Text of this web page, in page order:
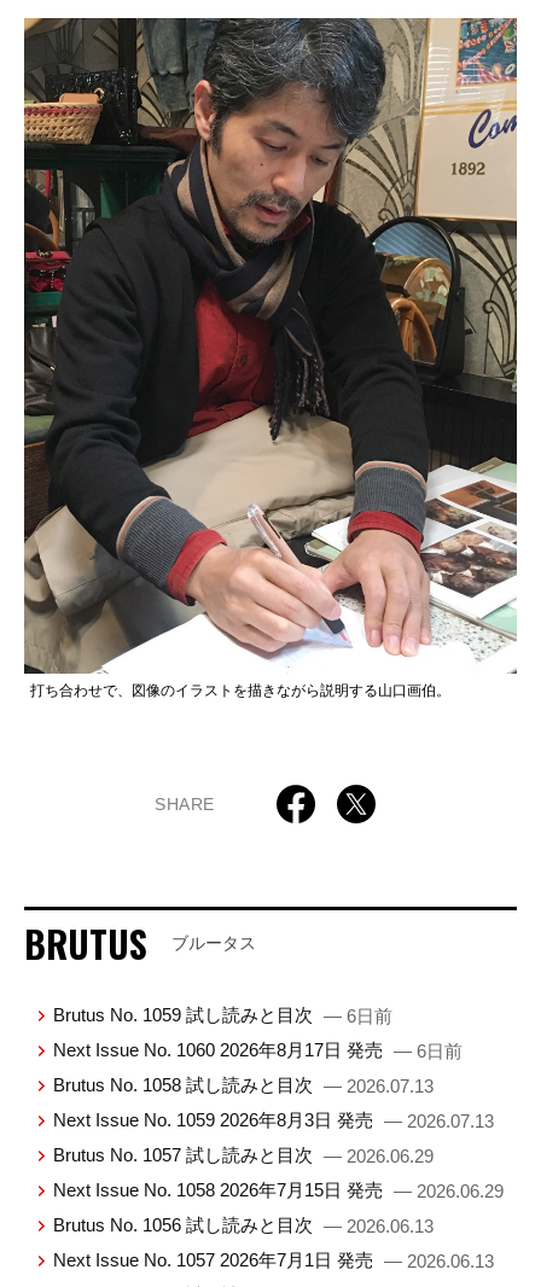
打ち合わせで、図像のイラストを描きながら説明する山口画伯。
SHARE
BRUTUS ブルータス
Brutus No. 1059 試し読みと目次 — 6日前
Next Issue No. 1060 2026年8月17日 発売 — 6日前
Brutus No. 1058 試し読みと目次 — 2026.07.13
Next Issue No. 1059 2026年8月3日 発売 — 2026.07.13
Brutus No. 1057 試し読みと目次 — 2026.06.29
Next Issue No. 1058 2026年7月15日 発売 — 2026.06.29
Brutus No. 1056 試し読みと目次 — 2026.06.13
Next Issue No. 1057 2026年7月1日 発売 — 2026.06.13